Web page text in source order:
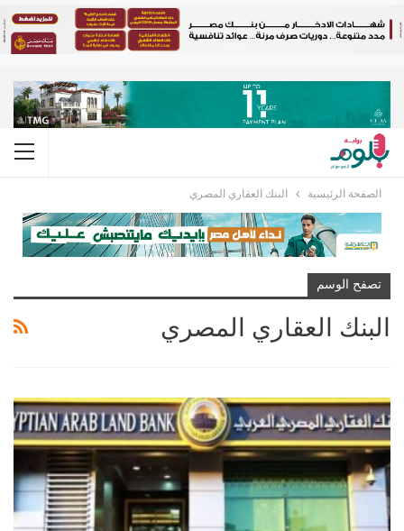
الصفحة الرئيسية البنك العقاري المصري
تصفح الوسم
البنك العقاري المصري